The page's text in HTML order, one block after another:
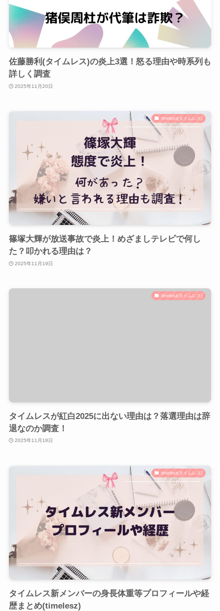
佐藤勝利(タイムレス)の炎上3選！怒る理由や時系列も
詳しく調査
2025年11月20日
timelesz(タイムレス)
篠塚大輝が放送事故で炎上！めざましテレビで何し
た？叩かれる理由は？
2025年11月19日
timelesz(タイムレス)
タイムレスが紅白2025に出ない理由は？落選理由は辞
退なのか調査！
2025年11月18日
timelesz(タイムレス)
タイムレス新メンバーの身長体重等プロフィールや経
歴まとめ(timelesz)